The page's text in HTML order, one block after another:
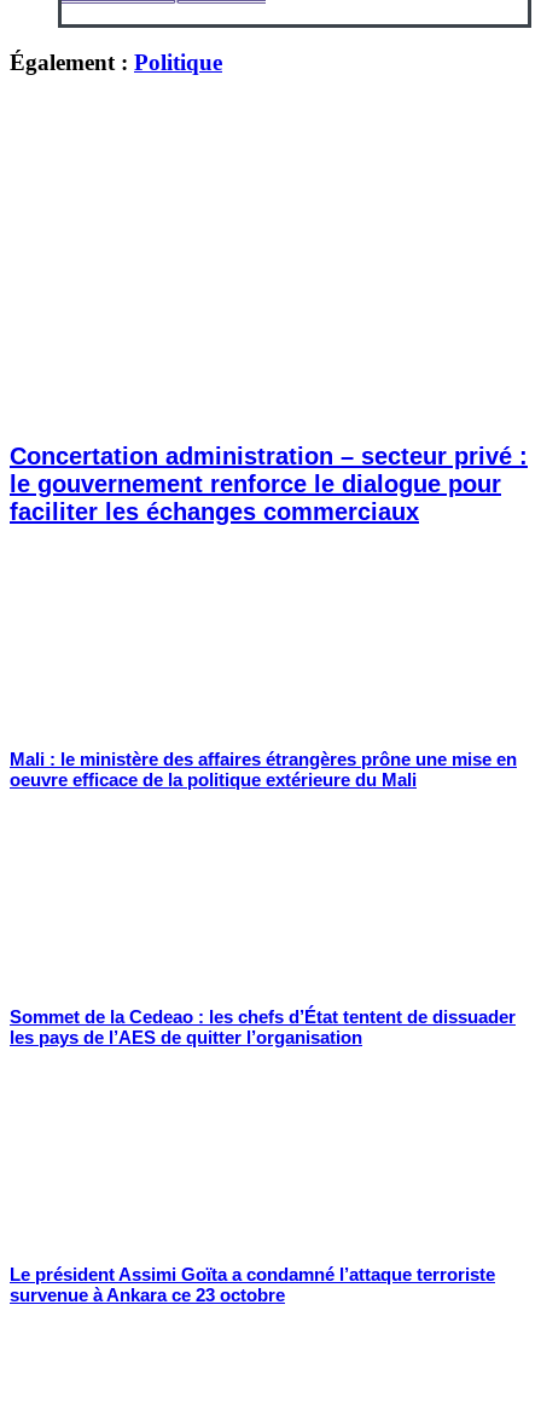
Également : Politique
Concertation administration – secteur privé :
le gouvernement renforce le dialogue pour
faciliter les échanges commerciaux
Mali : le ministère des affaires étrangères prône une mise en
oeuvre efficace de la politique extérieure du Mali
Sommet de la Cedeao : les chefs d’État tentent de dissuader
les pays de l’AES de quitter l’organisation
Le président Assimi Goïta a condamné l’attaque terroriste
survenue à Ankara ce 23 octobre